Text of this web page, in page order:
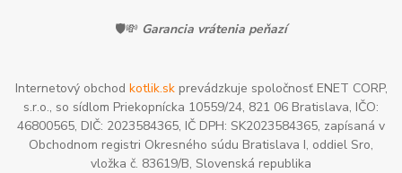
🛡️💸 Garancia vrátenia peňazí
Internetový obchod kotlik.skprevádzkuje spoločnosť ENET CORP,
s.r.o., so sídlom Priekopnícka 10559/24, 821 06 Bratislava, IČO:
46800565, DIČ: 2023584365, IČ DPH: SK2023584365, zapísaná v
Obchodnom registri Okresného súdu Bratislava I, oddiel Sro,
vložka č. 83619/B, Slovenská republika